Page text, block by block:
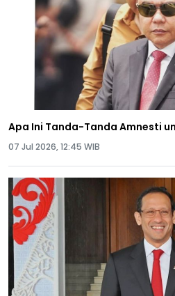
Apa Ini Tanda-Tanda Amnesti
07 Jul 2026, 12:45 WIB